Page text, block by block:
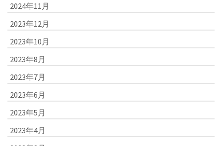
2024年11月
2023年12月
2023年10月
2023年8月
2023年7月
2023年6月
2023年5月
2023年4月